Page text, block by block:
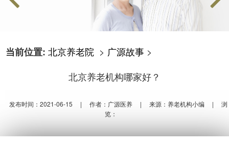
当前位置: 北京养老院 > 广源故事 >
北京养老机构哪家好？
发布时间：2021-06-15 | 作者：广源医养 | 来源：养老机构小编 |
浏
览：